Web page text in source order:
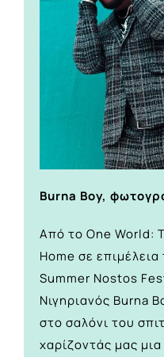
Burna Boy,
Από το One World:
Home σε
Summer Nostos
Νιγηριανός Burna
στο σαλόνι του
χαρίζοντάς μας